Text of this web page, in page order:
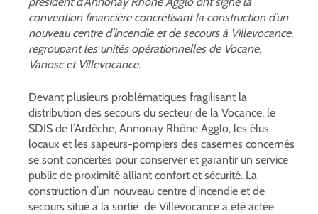
convention financière concrétisant la construction d’un
nouveau centre d’incendie et de secours à Villevocance,
regroupant les unités opérationnelles de Vocane,
Vanosc et Villevocance.
Devant plusieurs problématiques fragilisant la
distribution des secours du secteur de la Vocance, le
SDIS de l’Ardèche, Annonay Rhône Agglo, les élus
locaux et les sapeurs-pompiers des casernes concernés
se sont concertés pour conserver et garantir un service
public de proximité alliant confort et sécurité. La
construction d’un nouveau centre d’incendie et de
secours situé à la sortie de Villevocance a été actée